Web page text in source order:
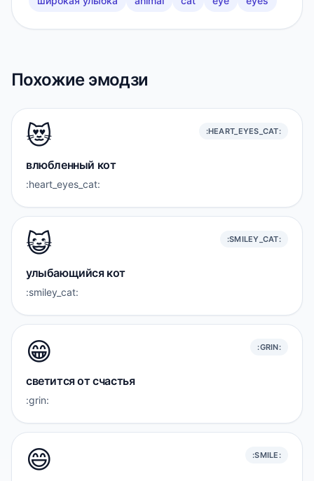
Похожие эмодзи
😻 :HEART_EYES_CAT:
влюбленный кот
:heart_eyes_cat:
😺 :SMILEY_CAT:
улыбающийся кот
:smiley_cat:
😁 :GRIN:
светится от счастья
:grin:
😄 :SMILE: